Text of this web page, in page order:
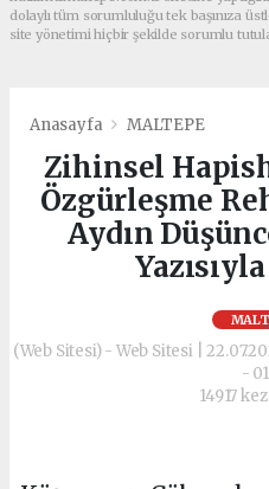
dolaylı tüm sorumluluğu tek başınıza
site yönetimi hiçbir şekilde sorumlu
Anasayfa MALTEPE
Zihinsel
Özgürleşme
Aydın
(Web Sitesi) - Web Sitesi |
-
14917